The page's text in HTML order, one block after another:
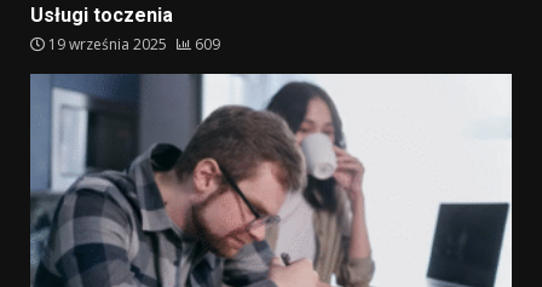
Usługi toczenia
19 września 2025 609